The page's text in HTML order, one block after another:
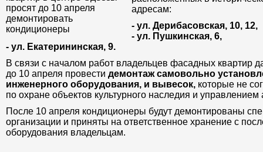
адресам:
- ул. Дерибасовская, 10, 12,
- ул. Пушкинская, 6,
- ул. Екатерининская, 9.
В связи с началом работ владельцев фасадных квартир
до 10 апреля провести демонтаж самовольно
инженерного оборудования, и вывесок, которые не
по охране объектов культурного наследия и управлением
После 10 апреля кондиционеры будут демонтированы
организации и приняты на ответственное хранение с
оборудования владельцам.